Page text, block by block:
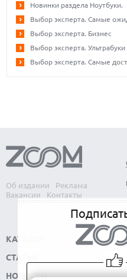
Новинки раздела Ноутбуки.
Выбор эксперта. Самые
Выбор эксперта. Бизнес
Выбор эксперта. Ультрабуки
Выбор эксперта. Самые
Об издании
Реклама
Вакансии
Контакты
КАТАЛОГ
СТАТЬИ
НОВОСТИ